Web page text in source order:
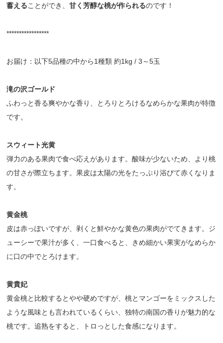
蓄えることができ、甘く芳醇な桃が作られるのです！
*****************
お届け：以下5品種の中から1種類 約1kg / 3～5玉
滝の沢ゴールド
ふわっと香る爽やかな香り、とろりとろけるなめらかな果肉が特徴
です。
スウィート光黄
弾力のある果肉で食べ応えがあります。酸味が少ないため、より桃
の甘さが際立ちます。果皮は太陽の光をたっぷり浴びて赤くなりま
す。
黄金桃
皮は赤っぽいですが、剥くと鮮やかな黄色の果肉がでてきます。ジ
ューシーで果汁が多く、一口食べると、きめ細かい果実がなめらか
に口の中でとろけます。
黄貴妃
黄金桃と比較するとやや硬めですが、桃とマンゴーをミックスした
ような風味とも言われているくらい、独特の南国の香りが魅力的な
桃です。追熟をすると、トロっとした食感になります。